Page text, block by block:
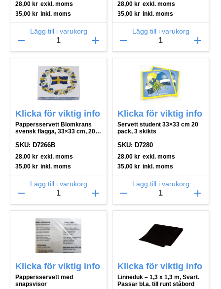
28,00 kr exkl. moms
35,00 kr inkl. moms
Lägg till i varukorg
remove add
28,00 kr exkl. moms
35,00 kr inkl. moms
Lägg till i varukorg
remove add
Klicka för viktig info
Pappersservett Blomkrans
svensk flagga, 33×33 cm, 20-
SKU: D7266B
28,00 kr exkl. moms
35,00 kr inkl. moms
Lägg till i varukorg
remove add
Klicka för viktig info
Servett student 33×33 cm 20
pack, 3 skikts
SKU: D7280
28,00 kr exkl. moms
35,00 kr inkl. moms
Lägg till i varukorg
remove add
Klicka för viktig info
Pappersservett med
snapsvisor
Klicka för viktig info
Linneduk – 1,3 x 1,3 m, Svart.
Passar bl.a. till runt ståbord